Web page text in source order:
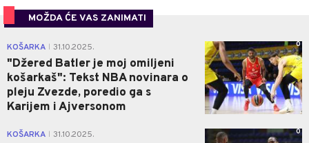
MOŽDA ĆE VAS ZANIMATI
KOŠARKA 31.10.2025.
"Džered Batler je moj omiljeni
košarkaš": Tekst NBA novinara o
pleju Zvezde, poredio ga s
Karijem i Ajversonom
0
KOŠARKA 31.10.2025. 0